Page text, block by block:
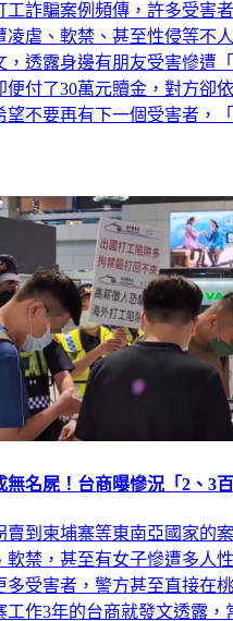
工詐騙案例頻傳，許多受害
凌虐、軟禁、甚至性侵等不
，透露身邊有朋友受害慘遭
便付了30萬元贖金，對方卻
望不要再有下一個受害者，
無名屍！台商曝慘況「2、3
賣到柬埔寨等東南亞國家的
軟禁，甚至有女子慘遭多人
多受害者，警方甚至直接在
工作3年的台商就發文透露，